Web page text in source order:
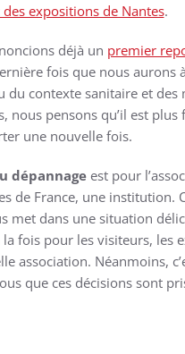
des expositions de Nantes.
déjà un premier
fois que nous aurons
du contexte sanitaire et des
nous pensons qu’il est plus
une nouvelle fois.
dépannage est pour
de France, une institution.
met dans une situation
fois pour les visiteurs, les
association. Néanmoins,
que ces décisions sont